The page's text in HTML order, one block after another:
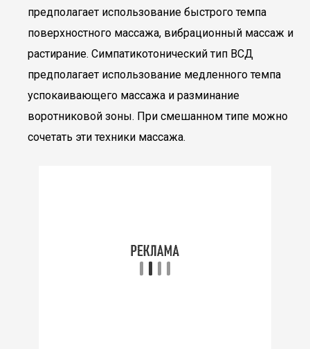
предполагает использование быстрого темпа
поверхностного массажа, вибрационный массаж и
растирание. Симпатикотонический тип ВСД
предполагает использование медленного темпа
успокаивающего массажа и разминание
воротниковой зоны. При смешанном типе можно
сочетать эти техники массажа.